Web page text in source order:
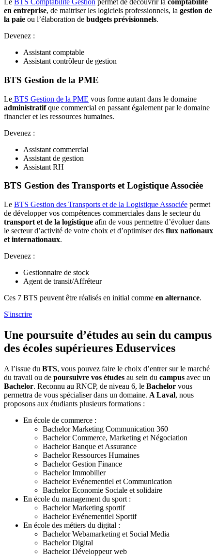
Le BTS Comptabilité Gestion permet de découvrir la comptabilité
en entreprise, de maitriser les logiciels professionnels, la gestion de
la paie ou l’élaboration de budgets prévisionnels.
Devenez :
Assistant comptable
Assistant contrôleur de gestion
BTS Gestion de la PME
Le BTS Gestion de la PME vous forme autant dans le domaine
administratifque commercial en passant également par le domaine
financier et les ressources humaines.
Devenez :
Assistant commercial
Assistant de gestion
Assistant RH
BTS Gestion des Transports et Logistique Associée
Le BTS Gestion des Transports et de la Logistique Associée permet
de développer vos compétences commerciales dans le secteur du
transport et de la logistique afin de vous permettre d’évoluer dans
le secteur d’activité de votre choix et d’optimiser des flux nationaux
et internationaux.
Devenez :
Gestionnaire de stock
Agent de transit/Affréteur
Ces 7 BTS peuvent être réalisés en initial comme en alternance.
S'inscrire
Une poursuite d’études au sein du campus
des écoles supérieures Eduservices
A l’issue du BTS, vous pouvez faire le choix d’entrer sur le marché
du travail ou de poursuivre vos études au sein du campus avec un
Bachelor. Reconnu au RNCP, de niveau 6, le Bachelor vous
permettra de vous spécialiser dans un domaine. A Laval, nous
proposons aux étudiants plusieurs formations :
En école de commerce :
Bachelor Marketing Communication 360
Bachelor Commerce, Marketing et Négociation
Bachelor Banque et Assurance
Bachelor Ressources Humaines
Bachelor Gestion Finance
Bachelor Immobilier
Bachelor Evénementiel et Communication
Bachelor Economie Sociale et solidaire
En école du management du sport :
Bachelor Marketing sportif
Bachelor Evénementiel Sportif
En école des métiers du digital :
Bachelor Webamarketing et Social Media
Bachelor Digital
Bachelor Développeur web